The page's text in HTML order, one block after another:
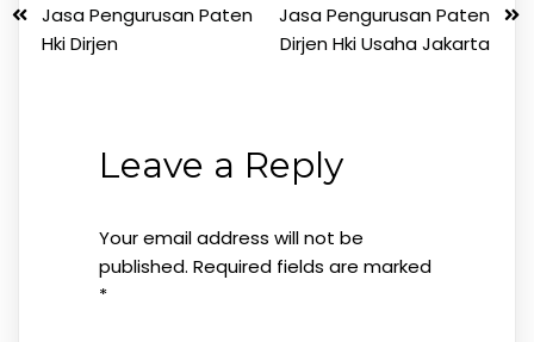
Jasa Pengurusan Paten
Hki Dirjen
Jasa Pengurusan Paten
Dirjen Hki Usaha Jakarta
Leave a Reply
Your email address will not be
published. Required fields are marked
*